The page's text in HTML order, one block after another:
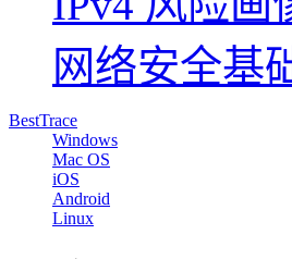
网络安全基
BestTrace
Windows
Mac OS
iOS
Android
Linux